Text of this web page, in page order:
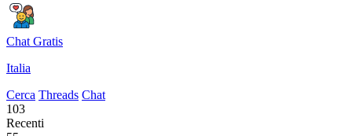
Chat Gratis
Italia
Cerca Threads Chat
103
Recenti